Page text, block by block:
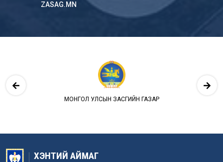
ZASAG.MN
МОНГОЛ УЛСЫН ЗАСГИЙН ГАЗАР
ХЭНТИЙ АЙМАГ